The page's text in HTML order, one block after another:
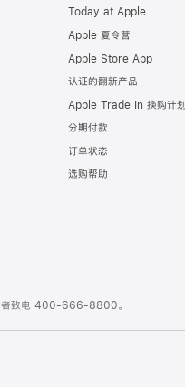
Today at Apple
Apple 夏令营
Apple Store App
认证的翻新产品
Apple Trade In 换购计划
分期付款
订单状态
选购帮助
者致电 400-666-8800。